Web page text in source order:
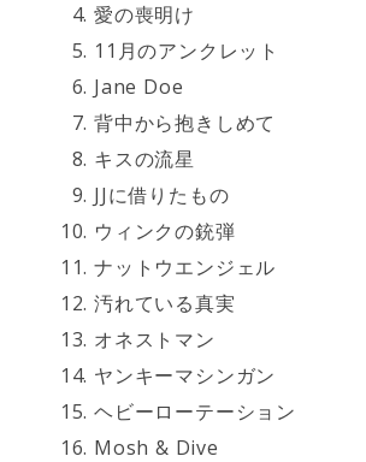
愛の喪明け
11月のアンクレット
Jane Doe
背中から抱きしめて
キスの流星
JJに借りたもの
ウィンクの銃弾
ナットウエンジェル
汚れている真実
オネストマン
ヤンキーマシンガン
ヘビーローテーション
Mosh & Dive